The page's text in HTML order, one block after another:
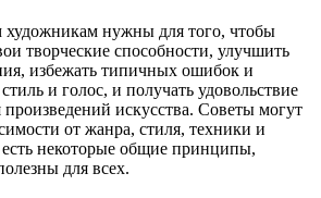
нужны для того, чтобы
творческие способности, улучшить
избежать типичных ошибок и
и голос, и получать удовольствие
произведений искусства. Советы могут
от жанра, стиля, техники и
некоторые общие принципы,
для всех.